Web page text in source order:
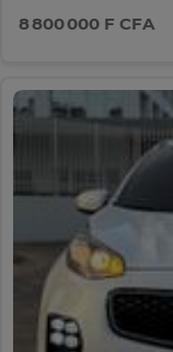
8 800 000 F CFA